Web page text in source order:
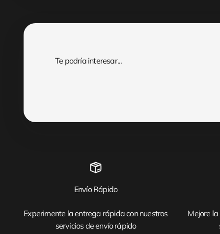
Envío Rápido
Experimente la entrega rápida con nuestros
servicios de envío rápido
Mejore